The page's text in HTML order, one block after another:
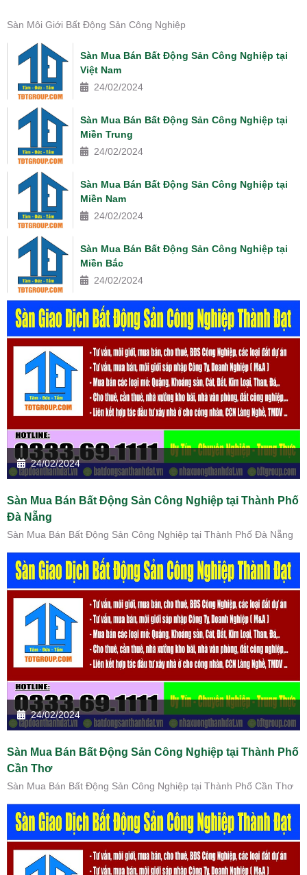
Sàn Môi Giới Bất Động Sản Công Nghiệp
Sàn Mua Bán Bất Động Sản Công Nghiệp tại
Việt Nam
24/02/2024
Sàn Mua Bán Bất Động Sản Công Nghiệp tại
Miền Trung
24/02/2024
Sàn Mua Bán Bất Động Sản Công Nghiệp tại
Miền Nam
24/02/2024
Sàn Mua Bán Bất Động Sản Công Nghiệp tại
Miền Bắc
24/02/2024
24/02/2024
Sàn Mua Bán Bất Động Sản Công Nghiệp tại Thành Phố
Đà Nẵng
Sàn Mua Bán Bất Động Sản Công Nghiệp tại Thành Phố Đà Nẵng
24/02/2024
Sàn Mua Bán Bất Động Sản Công Nghiệp tại Thành Phố
Cần Thơ
Sàn Mua Bán Bất Động Sản Công Nghiệp tại Thành Phố Cần Thơ